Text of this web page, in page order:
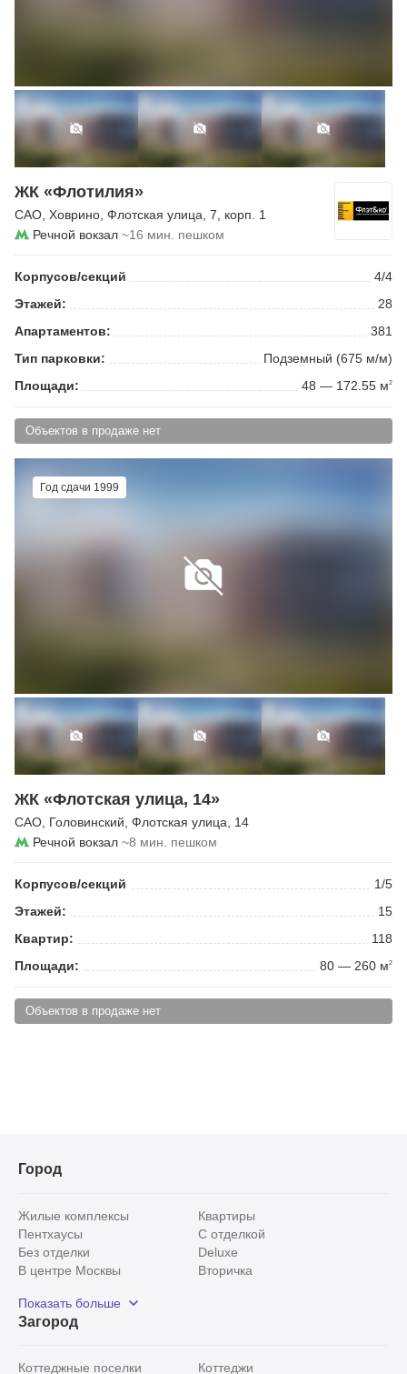
ЖК «Флотилия»
САО Ховрино Флотская улица , 7, корп. 1
Речной вокзал ~16 мин. пешком
Корпусов/секций
4/4
Этажей:
28
Апартаментов:
381
Тип парковки:
Подземный (675 м/м)
Площади:
48 — 172.55 м2
Объектов в продаже нет
Год сдачи 1999
ЖК «Флотская улица, 14»
САО, Головинский, Флотская улица, 14
Речной вокзал ~8 мин. пешком
Корпусов/секций
1/5
Этажей:
15
Квартир:
118
Площади:
80 — 260 м2
Объектов в продаже нет
Город
Жилые комплексы
Квартиры
Пентхаусы
С отделкой
Без отделки
Deluxe
В центре Москвы
Вторичка
Рядом с парком
С панорамными окнами
Показать больше
Загород
Коттеджные поселки Коттеджи